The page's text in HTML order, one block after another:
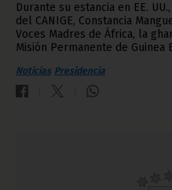
Durante su estancia en EE.
del CANIGE, Constancia
Voces Madres de África, la
Misión Permanente de Guinea
Noticias Presidencia